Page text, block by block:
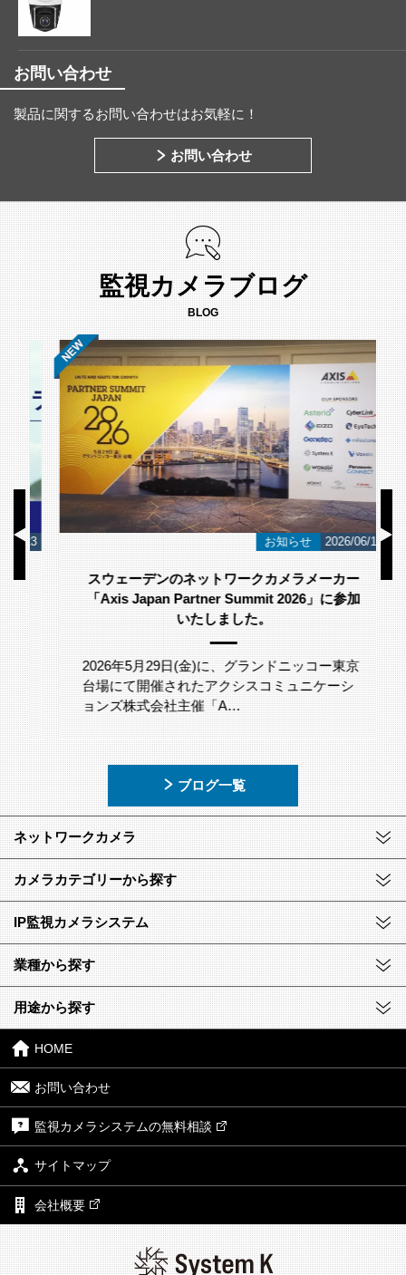
お問い合わせ
製品に関するお問い合わせはお気軽に！
お問い合わせ
監視カメラブログ
BLOG
23 お知らせ 2026/06/12
スウェーデンのネットワークカメラメーカー
「Axis Japan Partner Summit 2026」に参加
いたしました。
2026年5月29日(金)に、グランドニッコー東京
台場にて開催されたアクシスコミュニケーシ
ョンズ株式会社主催「A…
ブログ一覧
ネットワークカメラ
カメラカテゴリーから探す
IP監視カメラシステム
業種から探す
用途から探す
HOME
お問い合わせ
監視カメラシステムの無料相談
サイトマップ
会社概要